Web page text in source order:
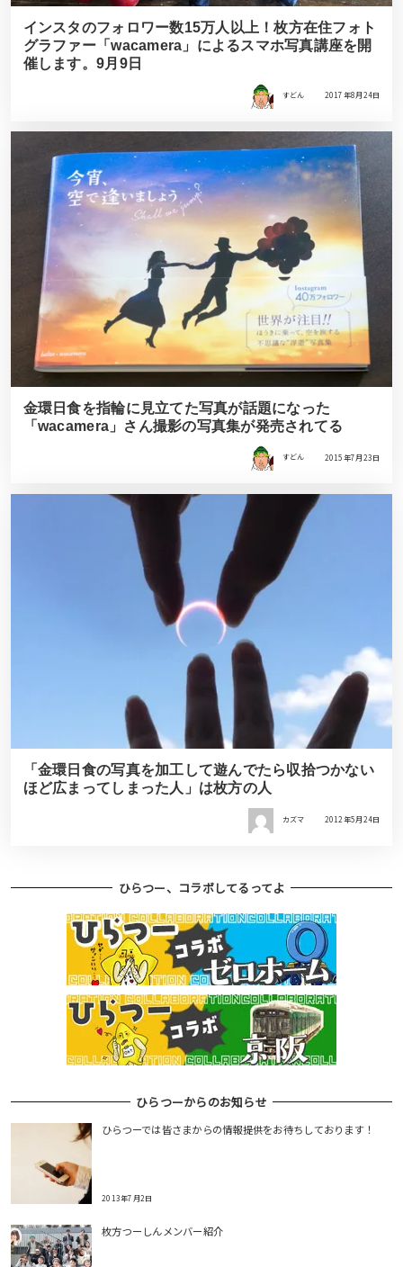
インスタのフォロワー数15万人以上！枚方在住フォト
グラファー「wacamera」によるスマホ写真講座を開
催します。9月9日
すどん 2017年8月24日
金環日食を指輪に見立てた写真が話題になった
「wacamera」さん撮影の写真集が発売されてる
すどん 2015年7月23日
「金環日食の写真を加工して遊んでたら収拾つかない
ほど広まってしまった人」は枚方の人
カズマ 2012年5月24日
ひらつー、コラボしてるってよ
ひらつーからのお知らせ
ひらつーでは皆さまからの情報提供をお待ちしております！
2013年7月2日
枚方つーしんメンバー紹介